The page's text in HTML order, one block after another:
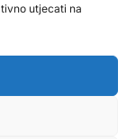
utjecati na